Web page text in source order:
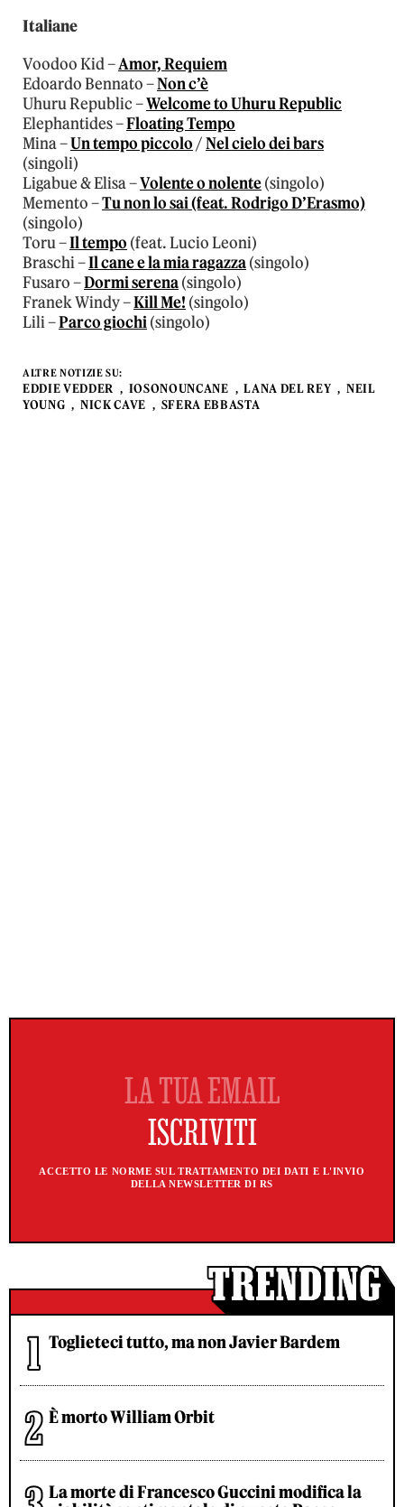
Italiane
Voodoo Kid –Amor, Requiem
Edoardo Bennato –Non c’è
Uhuru Republic –Welcome to Uhuru Republic
Elephantides –Floating Tempo
Mina –Un tempo piccolo/Nel cielo dei bars
(singoli)
Ligabue & Elisa –Volente o nolente(singolo)
Memento –Tu non lo sai (feat. Rodrigo D’Erasmo)
(singolo)
Toru –Il tempo (feat. Lucio Leoni)
Braschi –Il cane e la mia ragazza(singolo)
Fusaro –Dormi serena(singolo)
Franek Windy –Kill Me! (singolo)
Lili –Parco giochi(singolo)
ALTRE NOTIZIE SU:
EDDIE VEDDER IOSONOUNCANE LANA DEL REY
NEIL
YOUNG
NICK CAVE SFERA EBBASTA
ACCETTO LE NORME SUL TRATTAMENTO DEI DATI E L'INVIO
DELLA NEWSLETTER DI RS
Toglieteci tutto, ma non Javier Bardem
È morto William Orbit
La morte di Francesco Guccini modifica la